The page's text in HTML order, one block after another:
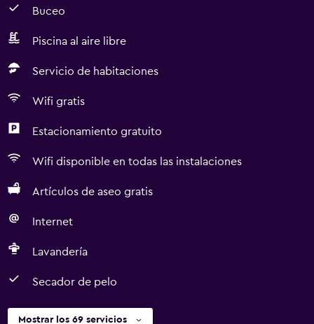
Buceo
Piscina al aire libre
Servicio de habitaciones
Wifi gratis
Estacionamiento gratuito
Wifi disponible en todas las instalaciones
Artículos de aseo gratis
Internet
Lavandería
Secador de pelo
Mostrar los 69 servicios